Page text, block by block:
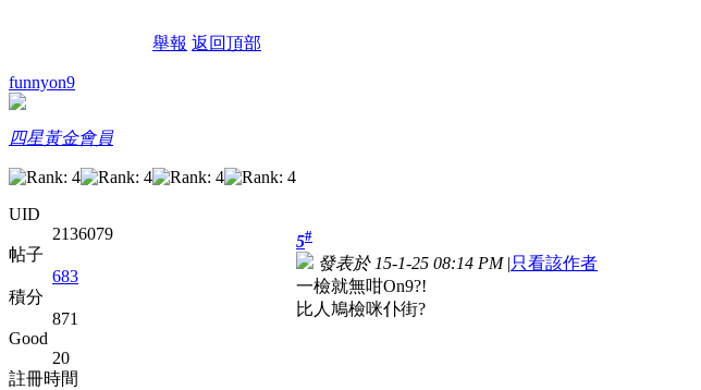
舉報 返回頂部
funnyon9
四星黃金會員
UID
2136079
帖子
683
積分
871
Good
20
註冊時間
5#
發表於 15-1-25 08:14 PM |只看該作者
一檢就無咁On9?!
比人鳩檢咪仆街?